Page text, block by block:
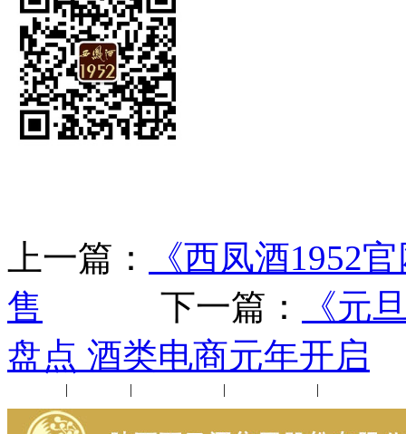
上一篇：
《西凤酒1952
售 下一篇：
《元
盘点 酒类电商元年开启
| | | |